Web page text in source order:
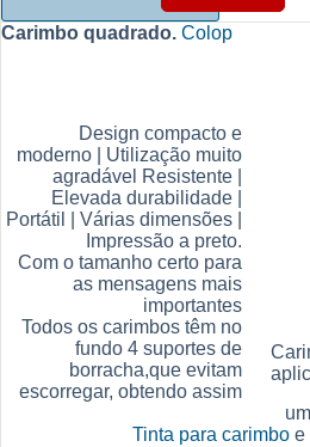
quadrado
-
Q24,
Q30,
Carimbo quadrado. Colop
Design compacto e
moderno | Utilização muito
agradável Resistente |
Elevada durabilidade |
Portátil | Várias dimensões |
Impressão a preto.
Com o tamanho certo para
as mensagens mais
importantes
Todos os carimbos têm no
fundo 4 suportes de
borracha,que evitam
escorregar, obtendo assim
Tinta para carimbo e